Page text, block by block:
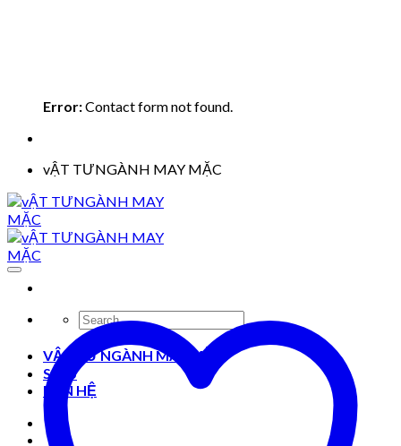
Error:Contact form not found.
vẬT TƯNGÀNH MAY MẶC
Search
for:
VẬT TƯ NGÀNH MAY MẶC
Shop
LIÊN HỆ